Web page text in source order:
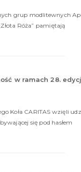
grup modlitewnych
Róża” pamiętają
w ramach 28.
Koła CARITAS wzięli
się pod hasłem